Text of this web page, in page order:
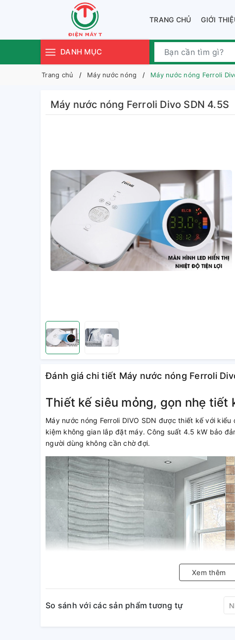
TRANG CHỦ GIỚI
DANH MỤC
Trang chủ Máy nước nóng Máy nước nóng Ferroli
Máy nước nóng Ferroli Divo SDN 4.5S
Đánh giá chi tiết Máy nước nóng Ferroli
Thiết kế siêu mỏng, gọn nhẹ tiết
Máy nước nóng Ferroli DIVO SDN được thiết kế với
kiệm không gian lắp đặt máy. Công suất 4.5 kW bảo
người dùng không cần chờ đợi.
Xem thêm
So sánh với các sản phẩm tương tự